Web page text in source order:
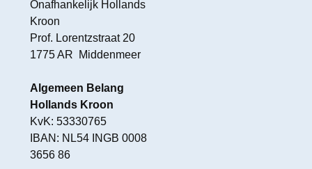
Onafhankelijk Hollands
Kroon
Prof. Lorentzstraat 20
1775 AR Middenmeer
Algemeen Belang
Hollands Kroon
KvK: 53330765
IBAN: NL54 INGB 0008
3656 86